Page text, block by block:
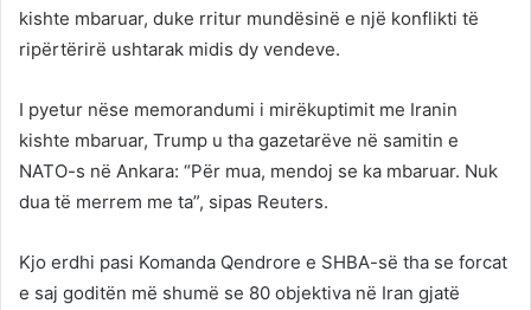
kishte mbaruar, duke rritur mundësinë e një konflikti të
ripërtërirë ushtarak midis dy vendeve.
I pyetur nëse memorandumi i mirëkuptimit me Iranin
kishte mbaruar, Trump u tha gazetarëve në samitin e
NATO-s në Ankara: “Për mua, mendoj se ka mbaruar. Nuk
dua të merrem me ta”, sipas Reuters.
Kjo erdhi pasi Komanda Qendrore e SHBA-së tha se forcat
e saj goditën më shumë se 80 objektiva në Iran gjatë